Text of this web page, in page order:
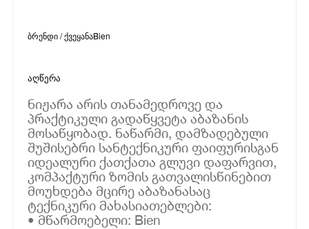
ბრენდი / ქვეყანაBien
აღწერა
ნიჟარა არის თანამედროვე და
პრაქტიკული გადაწყვეტა აბაზანის
მოსაწყობად. ნაწარმი, დამზადებული
შუშისებრი სანტექნიკური ფაიფურისგან
იდეალური ქათქათა გლუვი დაფარვით,
კომპაქტური ზომის გათვალისწინებით
მოუხდება მცირე აბაზანასაც
ტექნიკური მახასიათებლები:
• მწარმოებელი: Bien